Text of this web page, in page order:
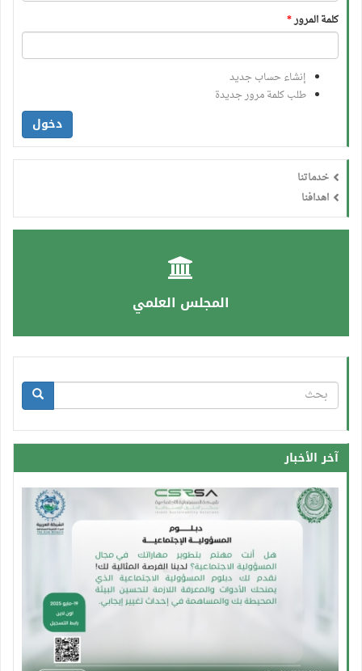
كلمة المرور*
إنشاء حساب جديد
طلب كلمة مرور جديدة
دخول
خدماتنا
اهدافنا
المجلس العلمي
استمارة
البحث
آخر الأخبار